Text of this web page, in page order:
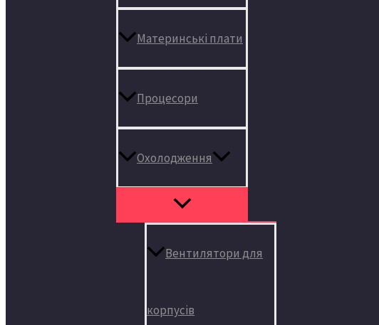
Материнські плати
Процесори
Охолодження
Вентилятори для
корпусів